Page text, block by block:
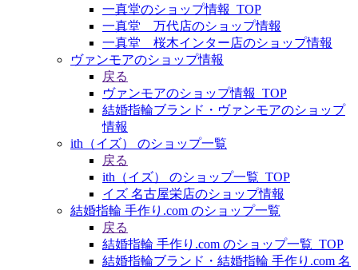
一真堂のショップ情報_TOP
一真堂 万代店のショップ情報
一真堂 桜木インター店のショップ情報
ヴァンモアのショップ情報
戻る
ヴァンモアのショップ情報_TOP
結婚指輪ブランド・ヴァンモアのショップ
情報
ith（イズ） のショップ一覧
戻る
ith（イズ） のショップ一覧_TOP
イズ 名古屋栄店のショップ情報
結婚指輪 手作り.com のショップ一覧
戻る
結婚指輪 手作り.com のショップ一覧_TOP
結婚指輪ブランド・結婚指輪 手作り.com 名